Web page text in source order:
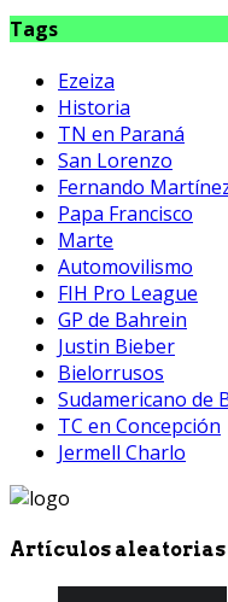
Tags
Ezeiza
Historia
TN en Paraná
San Lorenzo
Fernando
Papa Francisco
Marte
Automovilismo
FIH Pro League
GP de Bahrein
Justin Bieber
Bielorrusos
Sudamericano de
TC en Concepción
Jermell Charlo
Artículos aleatorias